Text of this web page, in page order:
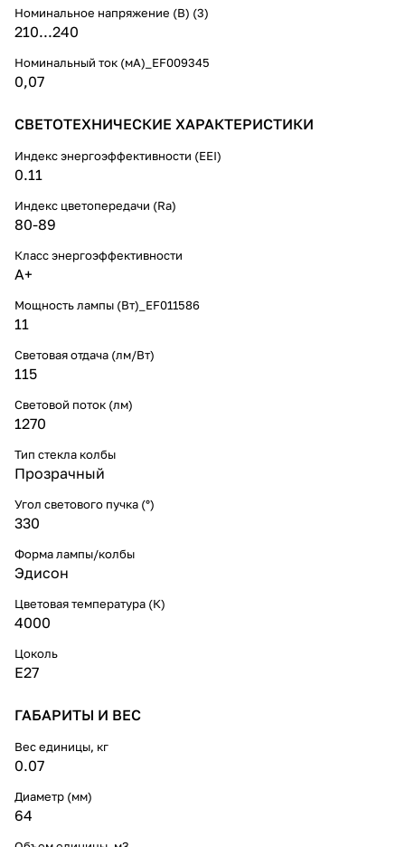
Номинальное напряжение (В) (3)
210...240
Номинальный ток (мА)_EF009345
0,07
СВЕТОТЕХНИЧЕСКИЕ ХАРАКТЕРИСТИКИ
Индекс энергоэффективности (EEI)
0.11
Индекс цветопередачи (Ra)
80-89
Класс энергоэффективности
A+
Мощность лампы (Вт)_EF011586
11
Световая отдача (лм/Вт)
115
Световой поток (лм)
1270
Тип стекла колбы
Прозрачный
Угол светового пучка (°)
330
Форма лампы/колбы
Эдисон
Цветовая температура (К)
4000
Цоколь
E27
ГАБАРИТЫ И ВЕС
Вес единицы, кг
0.07
Диаметр (мм)
64